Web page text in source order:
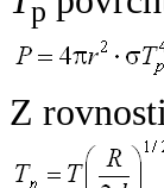
p
Z